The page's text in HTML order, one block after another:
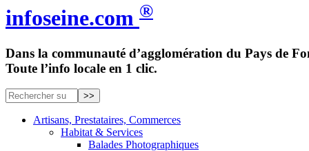
infoseine.com ®
Dans la communauté d’agglomération du Pays de
Toute l’info locale en 1 clic.
Artisans, Prestataires, Commerces
Habitat & Services
Balades Photographiques